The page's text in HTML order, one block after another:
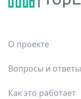
О проекте
Вопросы и ответы
Как это работает